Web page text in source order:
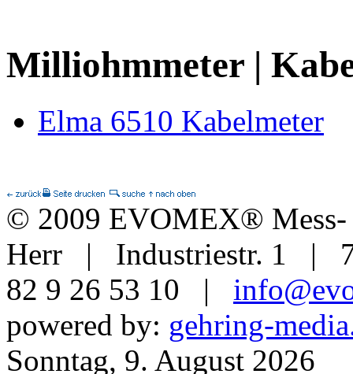
Milliohmmeter |
Elma 6510 Kabelmeter
© 2009 EVOMEX®
Herr | Industriestr. 1 |
82 9 26 53 10 |
powered by: gehring-
Sonntag, 9. August 2026